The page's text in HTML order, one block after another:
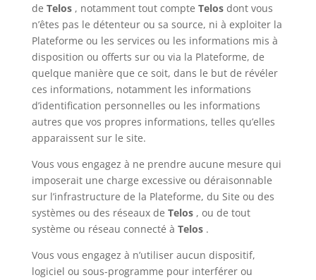
de Telos, notamment tout compte Telosdont vous
n’êtes pas le détenteur ou sa source, ni à exploiter la
Plateforme ou les services ou les informations mis à
disposition ou offerts sur ou via la Plateforme, de
quelque manière que ce soit, dans le but de révéler
ces informations, notamment les informations
d’identification personnelles ou les informations
autres que vos propres informations, telles qu’elles
apparaissent sur le site.
Vous vous engagez à ne prendre aucune mesure qui
imposerait une charge excessive ou déraisonnable
sur l’infrastructure de la Plateforme, du Site ou des
systèmes ou des réseaux de Telos, ou de tout
système ou réseau connecté à Telos.
Vous vous engagez à n’utiliser aucun dispositif,
logiciel ou sous-programme pour interférer ou